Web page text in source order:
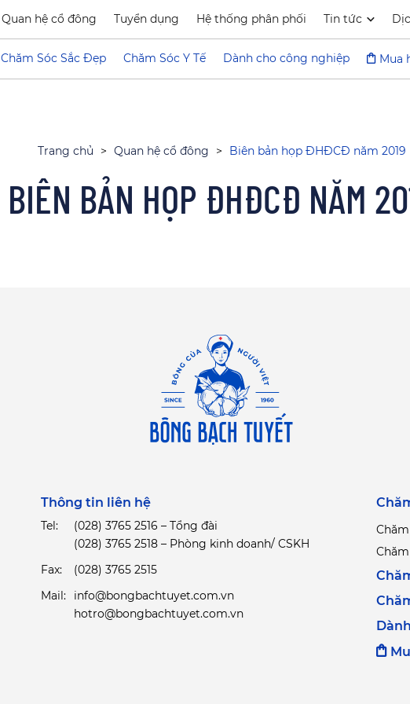
Quan hệ cổ đông Tuyển dụng Hệ thống phân phối Tin tức
Chăm Sóc Sắc Đẹp Chăm Sóc Y Tế Dành cho công nghiệp Mua
Trang chủ > Quan hệ cổ đông > Biên bản họp ĐHĐCĐ năm 2019
BIÊN BẢN HỌP ĐHĐCĐ NĂM
Thông tin liên hệ
Tel:
(028) 3765 2516 – Tổng đài
(028) 3765 2518 – Phòng kinh doanh/ CSKH
Fax:
(028) 3765 2515
Mail:
info@bongbachtuyet.com.vn
hotro@bongbachtuyet.com.vn